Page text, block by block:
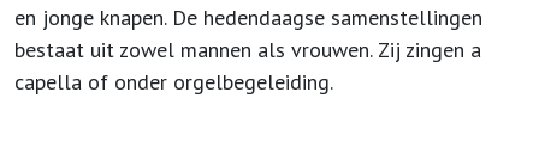
en jonge knapen. De hedendaagse samenstellingen
bestaat uit zowel mannen als vrouwen. Zij zingen a
capella of onder orgelbegeleiding.